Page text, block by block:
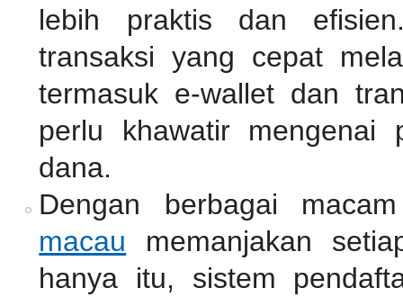
lebih praktis dan
transaksi yang cepat
termasuk e-wallet dan
perlu khawatir mengenai
dana.
Dengan berbagai
macau memanjakan
hanya itu, sistem